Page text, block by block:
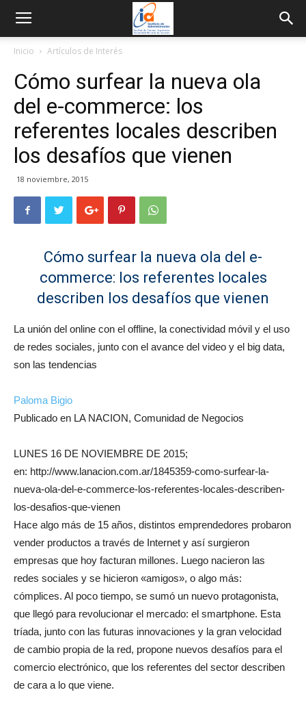
Inicio Artículos de Interés
Cómo surfear la nueva ola
del e-commerce: los
referentes locales describen
los desafíos que vienen
18 noviembre, 2015
Cómo surfear la nueva ola del e-
commerce: los referentes locales
describen los desafíos que vienen
La unión del online con el offline, la conectividad móvil y el uso
de redes sociales, junto con el avance del video y el big data,
son las tendencias
Paloma Bigio
Publicado en LA NACION, Comunidad de Negocios
LUNES 16 DE NOVIEMBRE DE 2015;
en: http://www.lanacion.com.ar/1845359-como-surfear-la-
nueva-ola-del-e-commerce-los-referentes-locales-describen-
los-desafios-que-vienen
Hace algo más de 15 años, distintos emprendedores probaron
vender productos a través de Internet y así surgieron
empresas que hoy facturan millones. Luego nacieron las
redes sociales y se hicieron «amigos», o algo más:
cómplices. Al poco tiempo, se sumó un nuevo protagonista,
que llegó para revolucionar el mercado: el smartphone. Esta
tríada, junto con las futuras innovaciones y la gran velocidad
de cambio propia de la red, propone nuevos desafíos para el
comercio electrónico, que los referentes del sector describen
de cara a lo que viene.